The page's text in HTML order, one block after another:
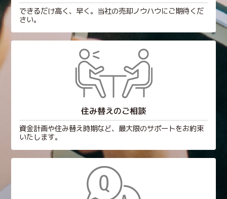
できるだけ高く、早く。当社の売却ノウハウにご期待くだ
さい。
住み替えのご相談
資金計画や住み替え時期など、最大限のサポートをお約束
いたします。